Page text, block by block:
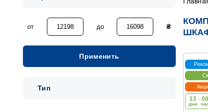
от до ₴
Применить
Тип
13
дни
: 08